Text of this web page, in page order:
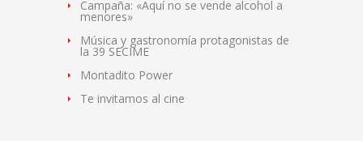
Campaña: «Aquí no se vende alcohol a
menores»
Música y gastronomía protagonistas de
la 39 SECIME
Montadito Power
Te invitamos al cine